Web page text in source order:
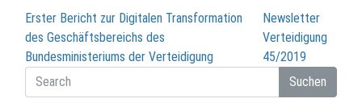
Beitragsnavigation
Erster Bericht zur Digitalen Transformation
des Geschäftsbereichs des
Bundesministeriums der Verteidigung
Newsletter
Verteidigung
45/2019
Suchen